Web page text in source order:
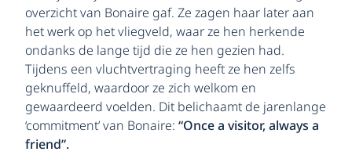
overzicht van Bonaire gaf. Ze zagen haar later aan
het werk op het vliegveld, waar ze hen herkende
ondanks de lange tijd die ze hen gezien had.
Tijdens een vluchtvertraging heeft ze hen zelfs
geknuffeld, waardoor ze zich welkom en
gewaardeerd voelden. Dit belichaamt de jarenlange
‘commitment’ van Bonaire: “Once a visitor, always a
friend”.